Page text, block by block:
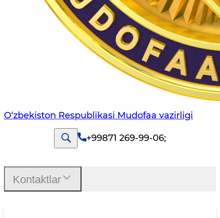
O‘zbekiston Respublikasi Mudofaa vazirligi
+99871 269-99-06;
Kontaktlar